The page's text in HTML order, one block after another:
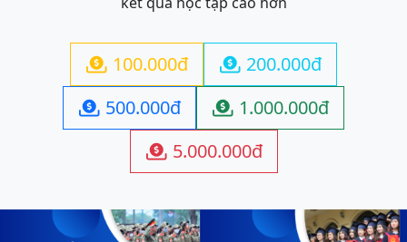
 100.000đ  200.000đ
 500.000đ  1.000.000đ
 5.000.000đ